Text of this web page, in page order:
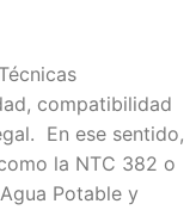
compatibilidad
En ese sentido,
la NTC 382 o
Potable y